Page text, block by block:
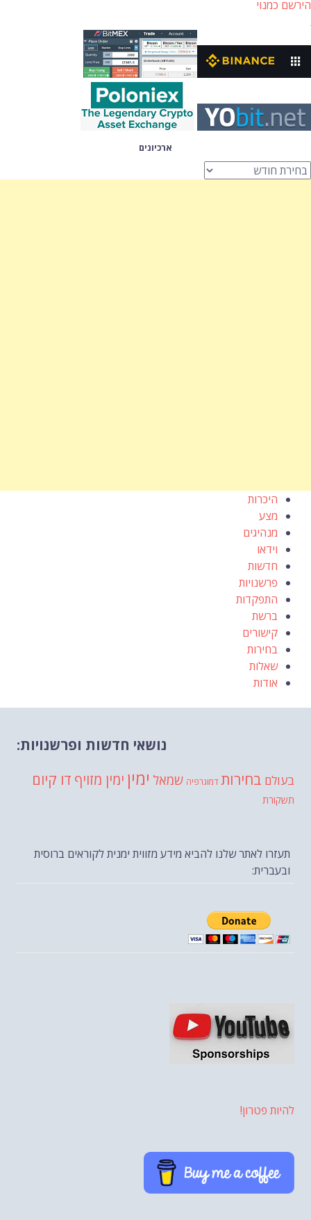
הירשם כמנוי
ארכיונים
ארכיונים
היכרות
מצע
מנהיגים
וידאו
חדשות
פרשנויות
התפקדות
ברשת
קישורים
בחירות
שאלות
אודות
נושאי חדשות ופרשנויות:
בעולם בחירות דמוגרפיה שמאל ימין ימין מזויף דו קיום
תשקורת
תעזרו לאתר שלנו להביא מידע מזווית ימנית לקוראים ברוסית
ובעברית:
להיות פטרון!